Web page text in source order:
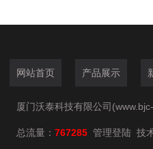
网站首页 产品展示
厦门沃泰科技有限公司
总流量： 767285 管理登陆 技